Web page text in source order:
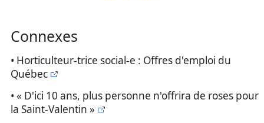
Connexes
• Horticulteur-trice social-e : Offres d'emploi du
Québec
• « D'ici 10 ans, plus personne n'offrira de roses pour
la Saint-Valentin »